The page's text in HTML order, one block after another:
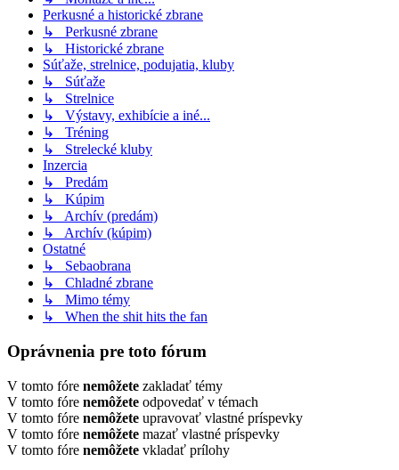
Perkusné a historické zbrane
↳ Perkusné zbrane
↳ Historické zbrane
Súťaže, strelnice, podujatia, kluby
↳ Súťaže
↳ Strelnice
↳ Výstavy, exhibície a iné...
↳ Tréning
↳ Strelecké kluby
Inzercia
↳ Predám
↳ Kúpim
↳ Archív (predám)
↳ Archív (kúpim)
Ostatné
↳ Sebaobrana
↳ Chladné zbrane
↳ Mimo témy
↳ When the shit hits the fan
Oprávnenia pre toto fórum
V tomto fóre nemôžete zakladať témy
V tomto fóre nemôžete odpovedať v témach
V tomto fóre nemôžete upravovať vlastné príspevky
V tomto fóre nemôžete mazať vlastné príspevky
V tomto fóre nemôžete vkladať prílohy